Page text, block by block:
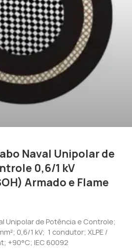
Naval Unipolar de
0,6/1 kV
Armado e Flame
Unipolar de Potência e Controle;
0,6/1 kV; 1 condutor; XLPE /
+90°C; IEC 60092